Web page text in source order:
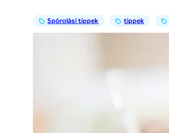
Spórolási tippek tippek